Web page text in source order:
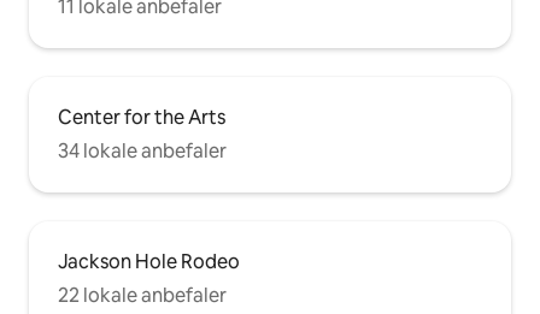
11 lokale anbefaler
Center for the Arts
34 lokale anbefaler
Jackson Hole Rodeo
22 lokale anbefaler